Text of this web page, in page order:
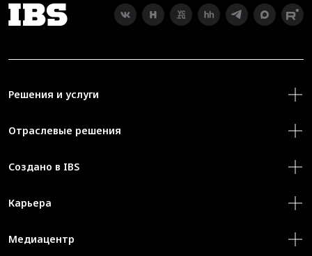
Решения и услуги
Отраслевые решения
Создано в IBS
Карьера
Медиацентр